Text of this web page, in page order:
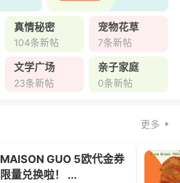
真情秘密
104条新帖
宠物花草
7条新帖
文学广场
23条新帖
亲子家庭
0条新帖
更多
MAISON GUO 5欧代金券
限量兑换啦！ ...